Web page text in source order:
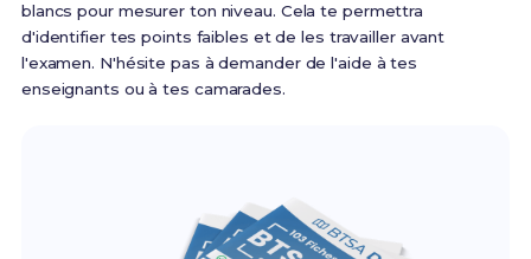
blancs pour mesurer ton niveau. Cela te permettra
d'identifier tes points faibles et de les travailler avant
l'examen. N'hésite pas à demander de l'aide à tes
enseignants ou à tes camarades.